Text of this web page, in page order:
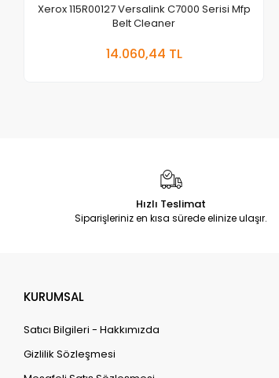
Xerox 115R00127 Versalink C7000 Serisi Mfp
Belt Cleaner
14.060,44 TL
Hızlı Teslimat
Siparişleriniz en kısa sürede elinize ulaşır.
KURUMSAL
Satıcı Bilgileri - Hakkımızda
Gizlilik Sözleşmesi